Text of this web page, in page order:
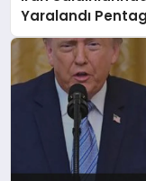
Yaralandı